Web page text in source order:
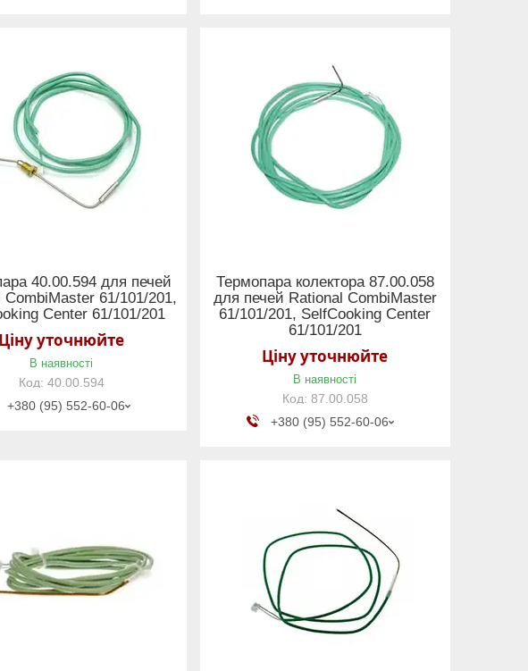
40.00.594 для печей
CombiMaster 61/101/201,
Center 61/101/201
Ціну уточнюйте
В наявності
40.00.594
+380 (95) 552-60-06
Термопара колектора 87.00.058
для печей Rational CombiMaster
61/101/201, SelfCooking Center
61/101/201
Ціну уточнюйте
В наявності
87.00.058
+380 (95) 552-60-06